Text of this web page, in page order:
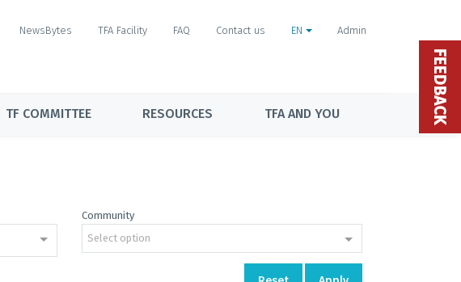
NewsBytes TFA Facility FAQ Contact us EN Admin
TF COMMITTEE RESOURCES TFA AND YOU
Community
Select option
FEEDBACK